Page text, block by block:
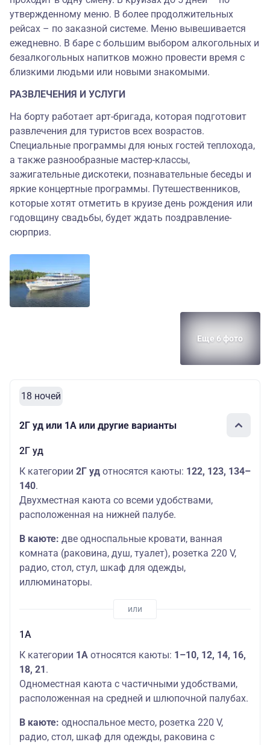
утвержденному меню. В более продолжительных
рейсах – по заказной системе. Меню вывешивается
ежедневно. В баре с большим выбором алкогольных и
безалкогольных напитков можно провести время с
близкими людьми или новыми знакомыми.
РАЗВЛЕЧЕНИЯ И УСЛУГИ
На борту работает арт-бригада, которая подготовит
развлечения для туристов всех возрастов.
Специальные программы для юных гостей теплохода,
а также разнообразные мастер-классы,
зажигательные дискотеки, познавательные беседы и
яркие концертные программы. Путешественников,
которые хотят отметить в круизе день рождения или
годовщину свадьбы, будет ждать поздравление-
сюрприз.
Еще 6 фото
18 ночей
2Г уд или 1А или другие варианты
2Г уд
К категории 2Г уд относятся каюты: 122, 123, 134–
140.
Двухместная каюта со всеми удобствами,
расположенная на нижней палубе.
В каюте: две односпальные кровати, ванная
комната (раковина, душ, туалет), розетка 220 V,
радио, стол, стул, шкаф для одежды,
иллюминаторы.
1А
К категории 1А относятся каюты: 1–10, 12, 14, 16,
18, 21.
Одноместная каюта с частичными удобствами,
расположенная на средней и шлюпочной палубах.
В каюте: односпальное место, розетка 220 V,
радио, стол, шкаф для одежды, раковина с